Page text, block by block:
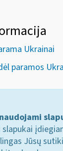
Ukrainai
paramos
Jūsų